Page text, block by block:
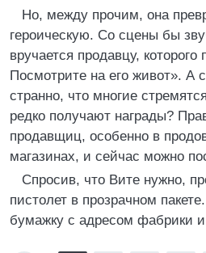
Но, между прочим, она
героическую. Со сцены бы
вручается продавцу, которого
Посмотрите на его живот». А
странно, что многие
редко получают награды?
продавщиц, особенно в
магазинах, и сейчас можно
Спросив, что Вите нужно,
пистолет в прозрачном
бумажку с адресом фабрики и